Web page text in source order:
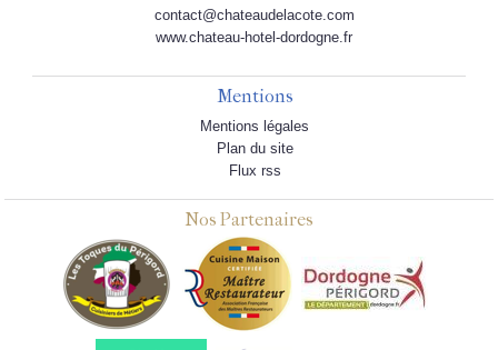
contact@chateaudelacote.com
www.chateau-hotel-dordogne.fr
Mentions
Mentions légales
Plan du site
Flux rss
Nos Partenaires